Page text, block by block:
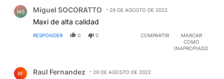
MS Miguel SOCORATTO 29 DE AGOSTO DE 2022
Maxi de alta calidad
RESPONDER 0 0 COMPARTIR
MARCAR
COMO
INAPROPIADO
RF Raul Fernandez 29 DE AGOSTO DE 2022